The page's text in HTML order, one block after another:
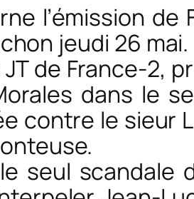
l’émission
jeudi 26
de France-2,
dans le
contre le sieur
seul scandale